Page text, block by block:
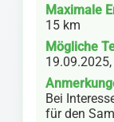
Maximale
15 km
Mögliche
Bei
für den